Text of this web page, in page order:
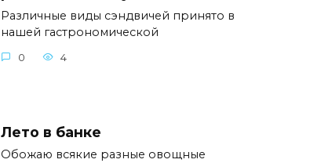
Различные виды сэндвичей принято в
нашей гастрономической
0 4
Лето в банке
Обожаю всякие разные овощные